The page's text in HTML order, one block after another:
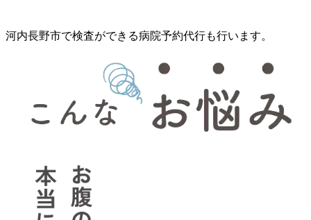
河内長野市で検査ができる病院予約代行も行います。